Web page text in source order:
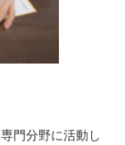
門分野に活動し